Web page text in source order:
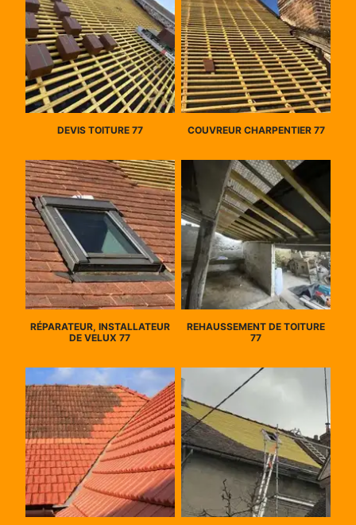
DEVIS TOITURE 77 COUVREUR CHARPENTIER 77
RÉPARATEUR, INSTALLATEUR
DE VELUX 77
REHAUSSEMENT DE TOITURE
77